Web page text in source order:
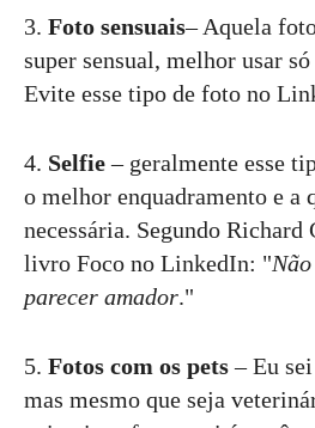
3. Foto sensuais– Aquela
super sensual, melhor usar
Evite esse tipo de foto no
4. Selfie– geralmente esse
o melhor enquadramento e a
necessária. Segundo Richard
livro Foco no LinkedIn: "
parecer amador."
5. Fotos com os pets– Eu
mas mesmo que seja